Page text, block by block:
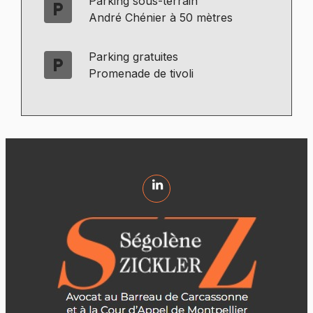
local_parking
André Chénier à 50 mètres
local_parking
Parking gratuites
Promenade de tivoli